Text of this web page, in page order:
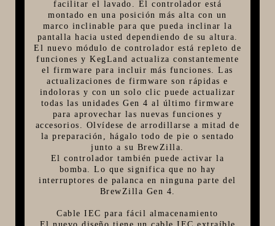
facilitar el lavado. El controlador está
montado en una posición más alta con un
marco inclinable para que pueda inclinar la
pantalla hacia usted dependiendo de su altura.
El nuevo módulo de controlador está repleto de
funciones y KegLand actualiza constantemente
el firmware para incluir más funciones. Las
actualizaciones de firmware son rápidas e
indoloras y con un solo clic puede actualizar
todas las unidades Gen 4 al último firmware
para aprovechar las nuevas funciones y
accesorios. Olvídese de arrodillarse a mitad de
la preparación, hágalo todo de pie o sentado
junto a su BrewZilla.
El controlador también puede activar la
bomba. Lo que significa que no hay
interruptores de palanca en ninguna parte del
BrewZilla Gen 4.
Cable IEC para fácil almacenamiento